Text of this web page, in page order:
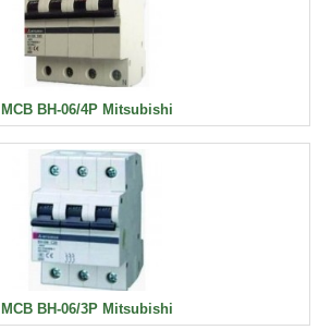
MCB BH-06/4P Mitsubishi
MCB BH-06/3P Mitsubishi